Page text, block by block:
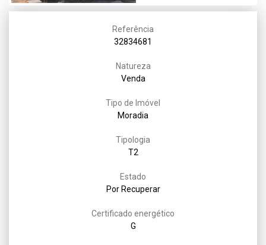
Referência
32834681
Natureza
Venda
Tipo de Imóvel
Moradia
Tipologia
T2
Estado
Por Recuperar
Certificado energético
G